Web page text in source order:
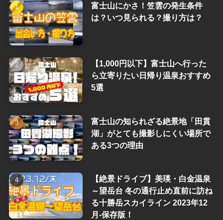
富士山にかさ！笠雲の発生条件
は？いつ見られる？撮り方は？
【1,000円以下】富士山へ行った
ら立寄りたい日帰り温泉おすすめ
5選
富士山の知られざる絶景地「田貫
湖」がとても撮影しにくい場所で
ある3つの理由
【絶景ドライブ】美瑛・白金温泉
～望岳台 冬の通行止め直前に訪ね
る十勝岳スカイライン 2023年12
月-保存版！